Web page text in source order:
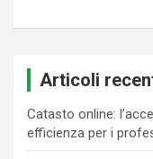
Articoli
Catasto online:
efficienza per i